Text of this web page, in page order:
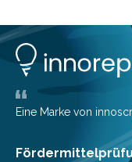
Lösungen
Konten auf einen
ihrem Online-
mit der sich Konten
Eine Marke von